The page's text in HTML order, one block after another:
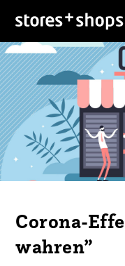
Corona-
wahren”